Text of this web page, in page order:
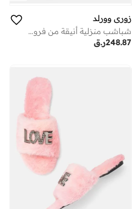
زوري وورلد
شباشب منزلية أنيقة من فرو نباتي ناعم بنعل مبطن خفيف وتصميم مطرز يدويًا
ر.ق248.87